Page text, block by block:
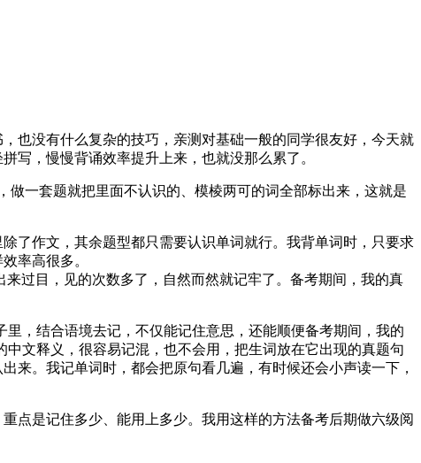
也没有什么复杂的技巧，亲测对基础一般的同学很友好，今天就
写，慢慢背诵效率提升上来，也就没那么累了。
一套题就把里面不认识的、模棱两可的词全部标出来，这就是
了作文，其余题型都只需要认识单词就行。我背单词时，只要求
率高很多。
过目，见的次数多了，自然而然就记牢了。备考期间，我的真
，结合语境去记，不仅能记住意思，还能顺便备考期间，我的
文释义，很容易记混，也不会用，把生词放在它出现的真题句
来。我记单词时，都会把原句看几遍，有时候还会小声读一下，
点是记住多少、能用上多少。我用这样的方法备考后期做六级阅